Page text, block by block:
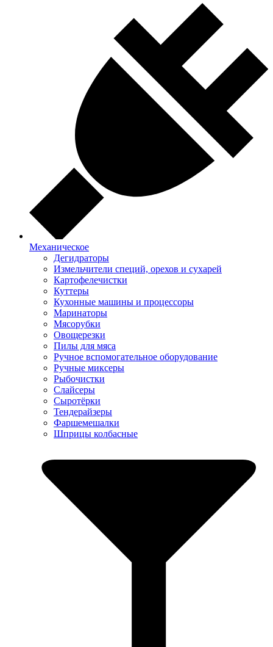
Механическое
Дегидраторы
Измельчители специй, орехов и сухарей
Картофелечистки
Куттеры
Кухонные машины и процессоры
Маринаторы
Мясорубки
Овощерезки
Пилы для мяса
Ручное вспомогательное оборудование
Ручные миксеры
Рыбочистки
Слайсеры
Сыротёрки
Тендерайзеры
Фаршемешалки
Шприцы колбасные